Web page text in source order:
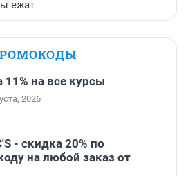
ежат
11% на все курсы
2026
- скидка 20% по
на любой заказ от